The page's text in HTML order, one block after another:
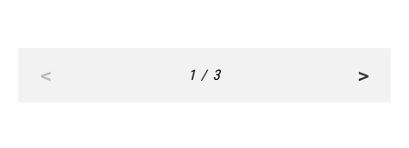
< 1 / 3 >